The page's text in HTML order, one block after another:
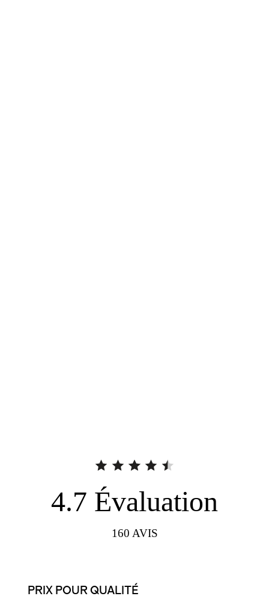
4.7 Évaluation
160 AVIS
PRIX POUR QUALITÉ